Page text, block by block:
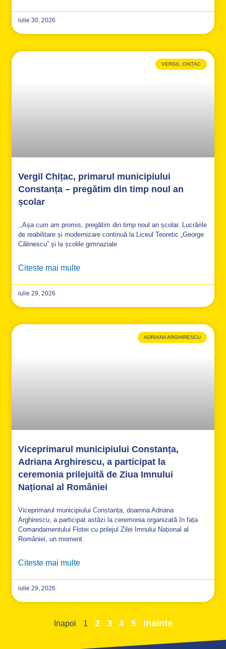
iulie 30, 2026
VERGIL CHIȚAC
Vergil Chițac, primarul municipiului
Constanța – pregătim din timp noul an
școlar
,,Așa cum am promis, pregătim din timp noul an școlar. Lucrările
de reabilitare și modernizare continuă la Liceul Teoretic „George
Călinescu” și la școlile gimnaziale
Citeste mai multe
iulie 29, 2026
ADRIANA ARGHIRESCU
Viceprimarul municipiului Constanța,
Adriana Arghirescu, a participat la
ceremonia prilejuită de Ziua Imnului
Național al României
Viceprimarul municipiului Constanța, doamna Adriana
Arghirescu, a participat astăzi la ceremonia organizată în fața
Comandamentului Flotei cu prilejul Zilei Imnului Național al
României, un moment
Citeste mai multe
iulie 29, 2026
Inapoi 1 2 3 4 5 Inainte